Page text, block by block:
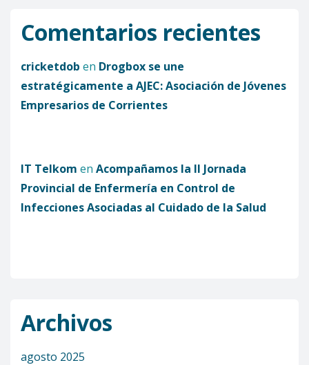
Comentarios recientes
cricketdob en Drogbox se une
estratégicamente a AJEC: Asociación de Jóvenes
Empresarios de Corrientes
IT Telkom en Acompañamos la II Jornada
Provincial de Enfermería en Control de
Infecciones Asociadas al Cuidado de la Salud
Archivos
agosto 2025